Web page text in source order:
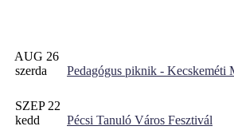
AUG 26
szerda
Pedagógus piknik - Kecskeméti
SZEP 22
kedd
Pécsi Tanuló Város Fesztivál